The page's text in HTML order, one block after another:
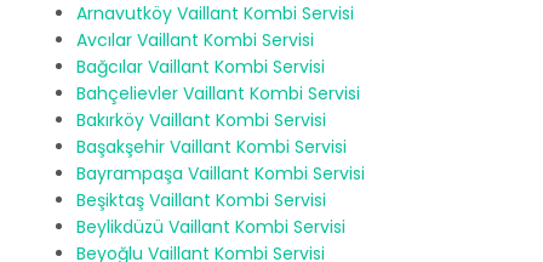
Arnavutköy Vaillant Kombi Servisi
Avcılar Vaillant Kombi Servisi
Bağcılar Vaillant Kombi Servisi
Bahçelievler Vaillant Kombi Servisi
Bakırköy Vaillant Kombi Servisi
Başakşehir Vaillant Kombi Servisi
Bayrampaşa Vaillant Kombi Servisi
Beşiktaş Vaillant Kombi Servisi
Beylikdüzü Vaillant Kombi Servisi
Beyoğlu Vaillant Kombi Servisi